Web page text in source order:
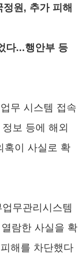
원, 추가 피해
다...행안부 등
무 시스템 접속
보 등에 해외
혹이 사실로 확
무관리시스템
람한 사실을 확
해를 차단했다